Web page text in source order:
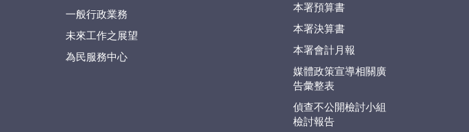
一般行政業務
未來工作之展望
為民服務中心
本署預算書
本署決算書
本署會計月報
媒體政策宣導相關廣
告彙整表
偵查不公開檢討小組
檢討報告